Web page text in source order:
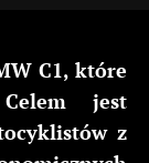
C1, które
jest
z